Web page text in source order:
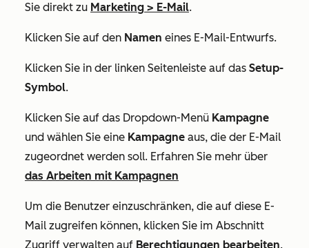
Sie direkt zu Marketing > E-Mail.
Klicken Sie auf den Namen eines E-Mail-Entwurfs.
Klicken Sie in der linken Seitenleiste auf das Setup-
Symbol.
Klicken Sie auf das Dropdown-Menü Kampagne
und wählen Sie eine Kampagne aus, die der E-Mail
zugeordnet werden soll. Erfahren Sie mehr über
das Arbeiten mit Kampagnen
Um die Benutzer einzuschränken, die auf diese E-
Mail zugreifen können, klicken Sie im Abschnitt
Zugriff verwalten auf Berechtigungen bearbeiten.